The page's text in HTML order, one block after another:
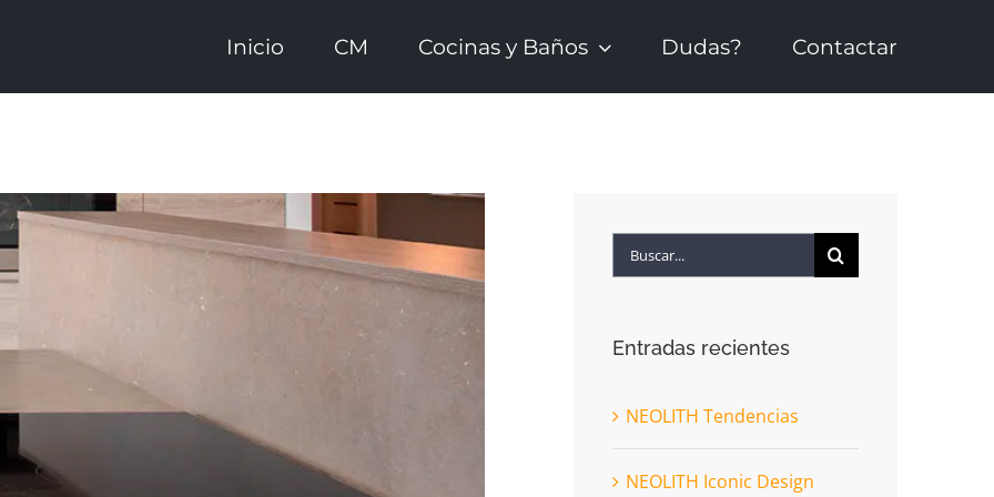
Inicio CM Cocinas y Baños Dudas? Contactar
Buscar:
Entradas recientes
NEOLITH Tendencias
NEOLITH Iconic Design